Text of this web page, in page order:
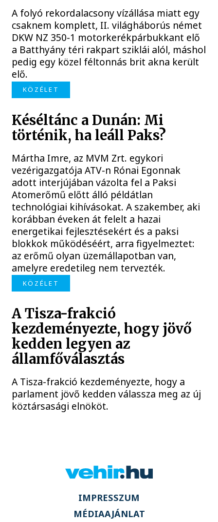
A folyó rekordalacsony vízállása miatt egy
csaknem komplett, II. világháborús német
DKW NZ 350-1 motorkerékpárbukkant elő
a Batthyány téri rakpart sziklái alól, máshol
pedig egy közel féltonnás brit akna került
elő.
KÖZÉLET
Késéltánc a Dunán: Mi
történik, ha leáll Paks?
Mártha Imre, az MVM Zrt. egykori
vezérigazgatója ATV-n Rónai Egonnak
adott interjújában vázolta fel a Paksi
Atomerőmű előtt álló példátlan
technológiai kihívásokat. A szakember, aki
korábban éveken át felelt a hazai
energetikai fejlesztésekért és a paksi
blokkok működéséért, arra figyelmeztet:
az erőmű olyan üzemállapotban van,
amelyre eredetileg nem tervezték.
KÖZÉLET
A Tisza-frakció
kezdeményezte, hogy jövő
kedden legyen az
államfőválasztás
A Tisza-frakció kezdeményezte, hogy a
parlament jövő kedden válassza meg az új
köztársasági elnököt.
IMPRESSZUM
MÉDIAAJÁNLAT